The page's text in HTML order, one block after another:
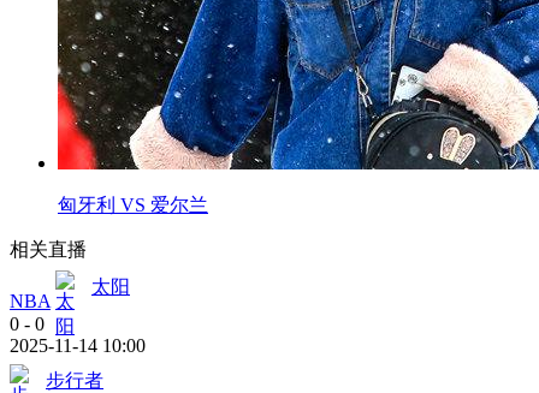
匈牙利 VS 爱尔兰
相关直播
NBA
太阳
0 - 0
2025-11-14 10:00
步行者